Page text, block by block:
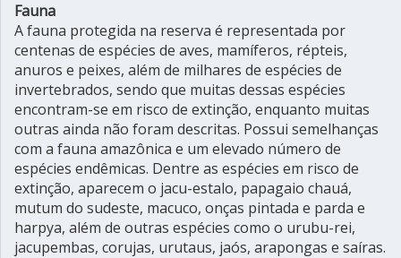
Fauna
A fauna protegida na reserva é representada por
centenas de espécies de aves, mamíferos, répteis,
anuros e peixes, além de milhares de espécies de
invertebrados, sendo que muitas dessas espécies
encontram-se em risco de extinção, enquanto muitas
outras ainda não foram descritas. Possui semelhanças
com a fauna amazônica e um elevado número de
espécies endêmicas. Dentre as espécies em risco de
extinção, aparecem o jacu-estalo, papagaio chauá,
mutum do sudeste, macuco, onças pintada e parda e
harpya, além de outras espécies como o urubu-rei,
jacupembas, corujas, urutaus, jaós, arapongas e saíras.